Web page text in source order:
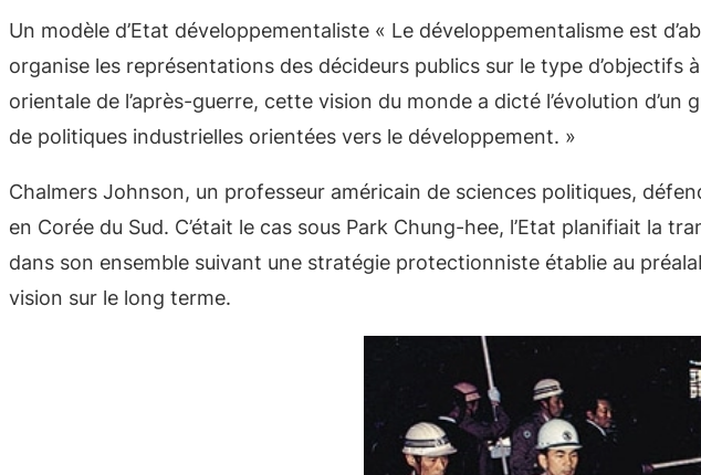
Un modèle d’Etat développementaliste « Le développementalisme est
organise les représentations des décideurs publics sur le type d’objectifs
orientale de l’après-guerre, cette vision du monde a dicté l’évolution
de politiques industrielles orientées vers le développement. »
Chalmers Johnson, un professeur américain de sciences politiques,
en Corée du Sud. C’était le cas sous Park Chung-hee, l’Etat planifiait la
dans son ensemble suivant une stratégie protectionniste établie au
vision sur le long terme.